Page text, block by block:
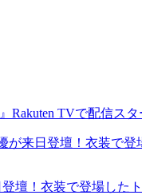
Rakuten TVで配信スタ
壇！衣装で登場した